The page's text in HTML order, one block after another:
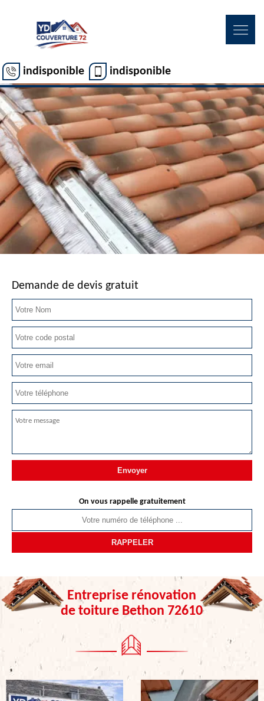
indisponible indisponible
Demande de devis gratuit
On vous rappelle gratuitement
Entreprise rénovation
de toiture Bethon 72610